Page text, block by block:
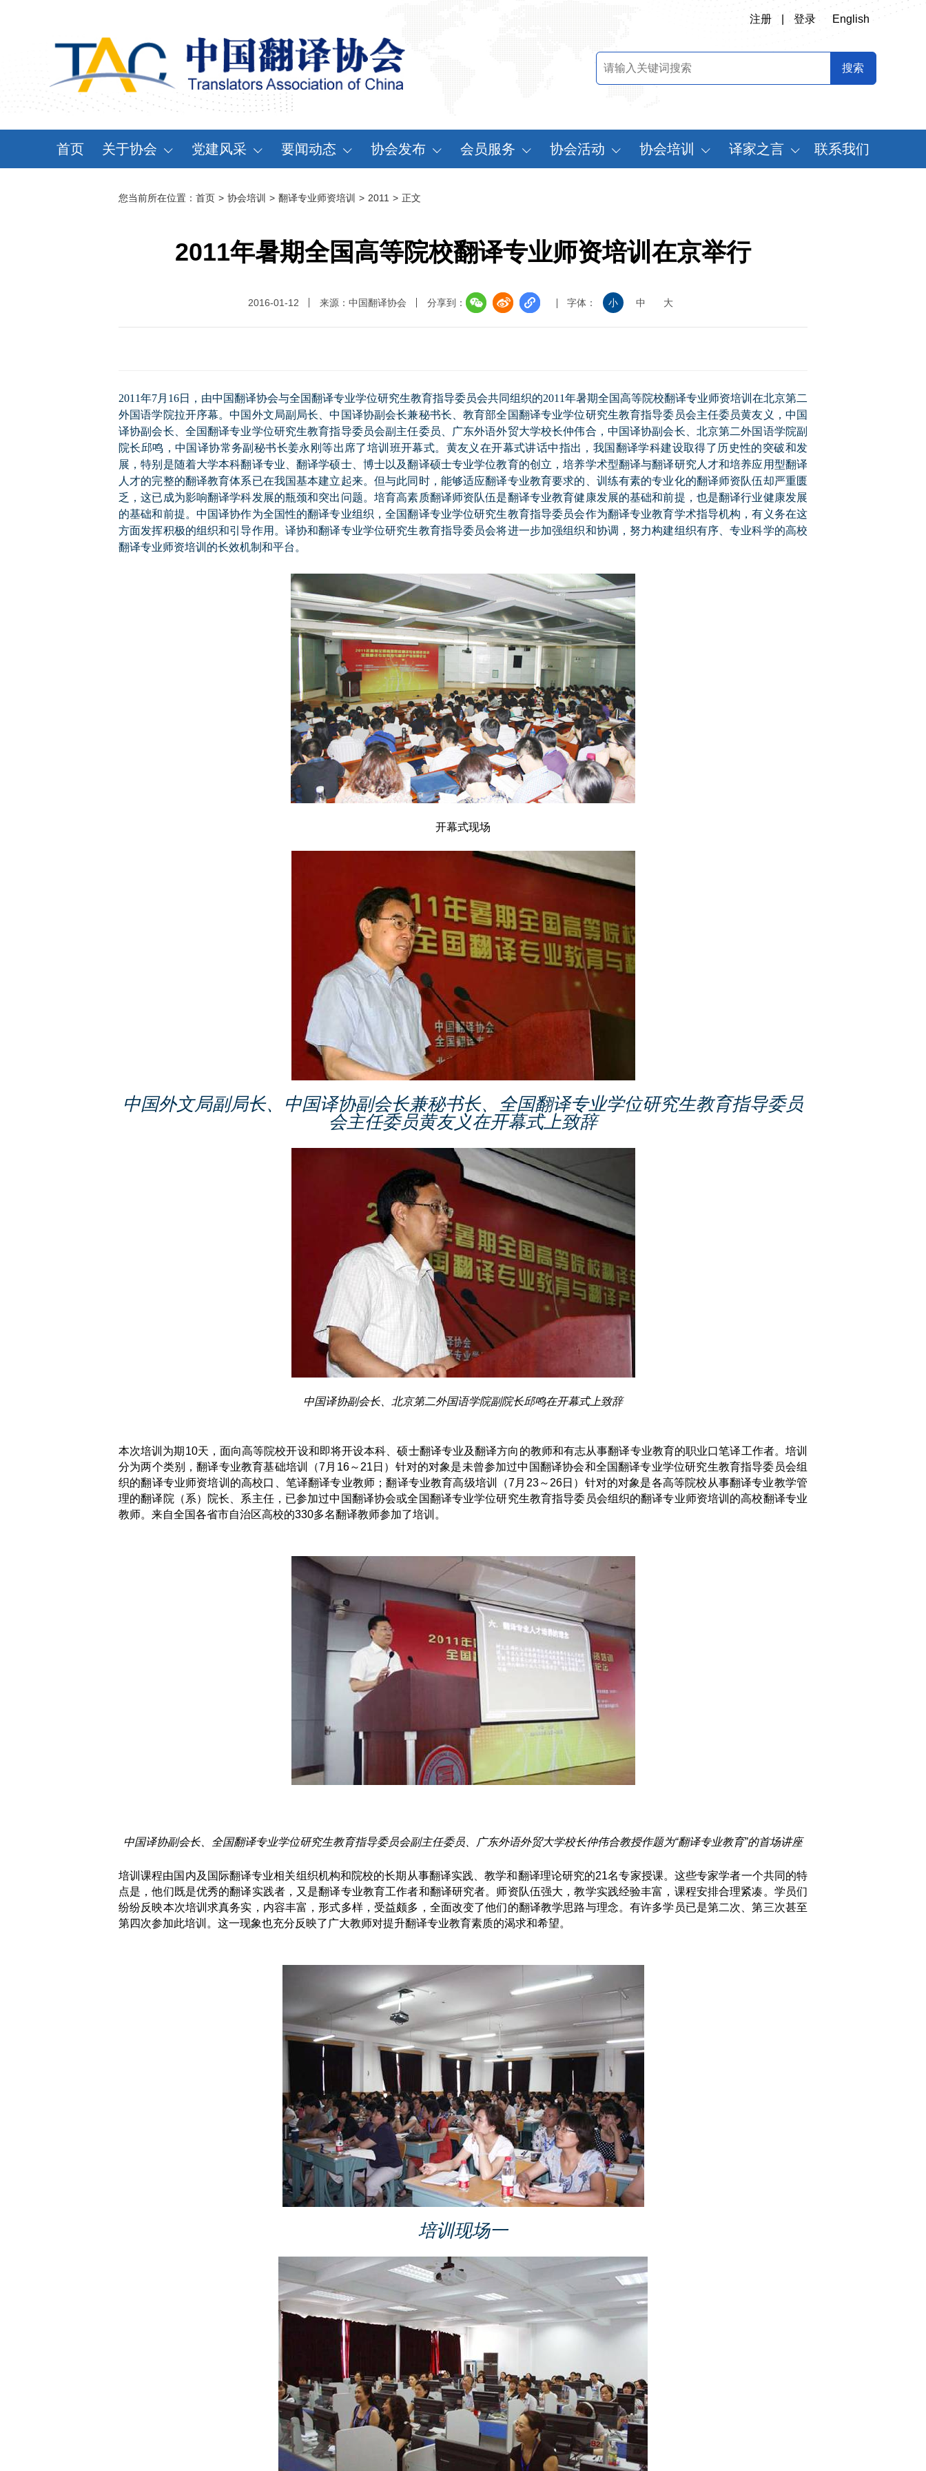
注册 登录 English
首页 关于协会
历届会员代表大会
党建风采
学习天地
要闻动态
会员动态
协会发布
认证服务
会员服务
缴费说明
协会活动
亚太翻译论坛
翻译中国·拥抱世
韩素音国际翻译大
赛
全国翻译技术大赛
协会培训 译家之言
《中国翻译》摘要
联系我们
您当前所在位置： 首页 > 协会培训 > 翻译专业师资培训 > 2011 > 正文
2011年暑期全国高等院校翻译专业师资培训在京举行
2016-01-12 来源：中国翻译协会 分享到： 字体： 小 中 大
2011年7月 16日 ，由中国翻译协会与全国翻译专业学位研究生教育指导委员会共同组织的2011年暑期全国高等院校翻译专业师资培训在北京第二
外国语学院拉开序幕。中国外文局副局长、中国译协副会长兼秘书长、教育部全国翻译专业学位研究生教育指导委员会主任委员黄友义，中国
译协副会长、全国翻译专业学位研究生教育指导委员会副主任委员、广东外语外贸大学校长仲伟合，中国译协副会长、北京第二外国语学院副
院长邱鸣，中国译协常务副秘书长姜永刚等出席了培训班开幕式。黄友义在开幕式讲话中指出， 我国翻译学科建设取得了历史性的突破和发
展，特别是随着大学本科翻译专业、翻译学硕士、博士以及翻译硕士专业学位教育的创立，培养学术型翻译与翻译研究人才和培养应用型翻译
人才的完整的翻译教育体系已在我国基本建立起来。但与此同时，能够适应翻译专业教育要求的、训练有素的专业化的翻译师资队伍却严重匮
乏，这已成为影响翻译学科发展的瓶颈和突出问题。培育高素质翻译师资队伍是翻译专业教育健康发展的基础和前提，也是翻译行业健康发展
的基础和前提。中国译协作为全国性的翻译专业组织，全国翻译专业学位研究生教育指导委员会作为翻译专业教育学术指导机构，有义务在这
方面发挥积极的组织和引导作用。译协和翻译专业学位研究生教育指导委员会将进一步加强组织和协调，努力构建组织有序、专业科学的高校
翻译专业师资培训的长效机制和平台。
开幕式现场
中国外文局副局长、中国译协副会长兼秘书长、全国翻译专业学位研究生教育指导委员
会主任委员黄友义在开幕式上致辞
中国译协副会长、北京第二外国语学院副院长邱鸣在开幕式上致辞
本次培训为期10天，面向高等院校开设和即将开设本科、硕士翻译专业及翻译方向的教师和有志从事翻译专业教育的职业口笔译工作者。培训
分为两个类别，翻译专业教育基础培训（7月16～21日）针对的对象是未曾参加过中国翻译协会和全国翻译专业学位研究生教育指导委员会组
织的翻译专业师资培训的高校口、笔译翻译专业教师；翻译专业教育高级培训（7月23～26日）针对的对象是各高等院校从事翻译专业教学管
理的翻译院（系）院长、系主任，已参加过中国翻译协会或全国翻译专业学位研究生教育指导委员会组织的翻译专业师资培训的高校翻译专业
教师。来自全国各省市自治区高校的330多名翻译教师参加了培训。
中国译协副会长、全国翻译专业学位研究生教育指导委员会副主任委员、广东外语外贸大学校长仲伟合教授作题为“翻译专业教育”的首场讲座
培训课程由国内及国际翻译专业相关组织机构和院校的长期从事翻译实践、教学和翻译理论研究的21名专家授课。这些专家学者一个共同的特
点是，他们既是优秀的翻译实践者，又是翻译专业教育工作者和翻译研究者。师资队伍强大，教学实践经验丰富，课程安排合理紧凑。学员们
纷纷反映本次培训求真务实，内容丰富，形式多样，受益颇多，全面改变了他们的翻译教学思路与理念。有许多学员已是第二次、第三次甚至
第四次参加此培训。这一现象也充分反映了广大教师对提升翻译专业教育素质的渴求和希望。
培训现场一